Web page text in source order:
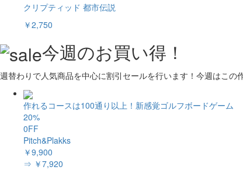
クリプティッド 都市伝説
￥2,750
今週のお買い得！
週替わりで人気商品を中心に割引セールを行います！今週はこの
作れるコースは100通り以上！新感覚ゴルフボードゲーム
20%
0FF
Pitch&Plakks
￥9,900
⇒ ￥7,920